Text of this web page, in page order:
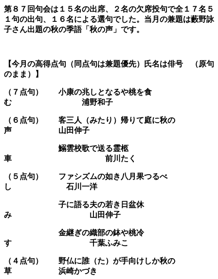
第８７回句会は１５名の出席、２名の欠席投句で全１７名５
１句の出句、１６名による選句でした。当月の兼題は藪野詠
子さん出題の秋の季語「秋の声」です。
【今月の高得点句 （同点句は兼題優先）氏名は俳号 （原句
のまま）
】
（７点句） 小康の兆しとなるや桃を食
む 浦野和子
（６点句） 客三人（みたり）帰りて庭に秋の
声 山田伸子
鰯雲校歌で送る霊柩
車 前川たく
（５点句） ファシズムの如き八月果つるべ
し 石川一洋
子に語る夫の若き日盆休
み 山田伸子
金継ぎの織部の鉢や桃冷
す 千葉ふみこ
（４点句）
野仏に誰（た）が手向けしか秋の
草 浜崎かづき